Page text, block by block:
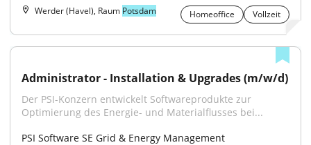
Werder (Havel), Raum Potsdam Homeoffice Vollzeit
Administrator - Installation & Upgrades (m/w/d)
Der PSI-Konzern entwickelt Softwareprodukte zur
Optimierung des Energie- und Materialflusses bei...
PSI Software SE Grid & Energy Management